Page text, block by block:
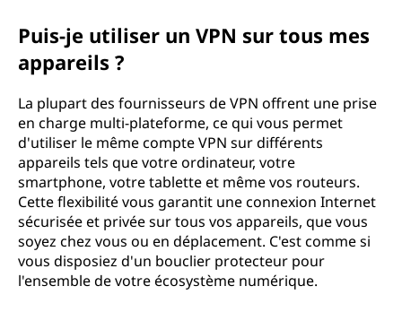
Puis-je utiliser un VPN sur tous mes
appareils ?
La plupart des fournisseurs de VPN offrent une prise
en charge multi-plateforme, ce qui vous permet
d'utiliser le même compte VPN sur différents
appareils tels que votre ordinateur, votre
smartphone, votre tablette et même vos routeurs.
Cette flexibilité vous garantit une connexion Internet
sécurisée et privée sur tous vos appareils, que vous
soyez chez vous ou en déplacement. C'est comme si
vous disposiez d'un bouclier protecteur pour
l'ensemble de votre écosystème numérique.